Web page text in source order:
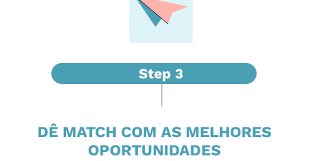
DÊ MATCH COM AS MELHORES
OPORTUNIDADES